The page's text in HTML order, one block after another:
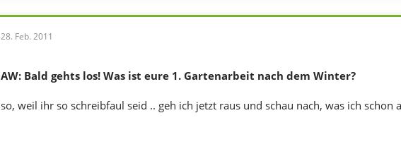
28. Feb. 2011
AW: Bald gehts los! Was ist eure 1. Gartenarbeit nach dem Winter?
so, weil ihr so schreibfaul seid .. geh ich jetzt raus und schau nach, was ich schon